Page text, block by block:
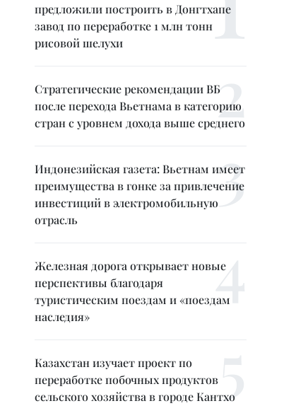
предложили построить в Донгтхапе
завод по переработке 1 млн тонн
рисовой шелухи
Стратегические рекомендации ВБ
после перехода Вьетнама в категорию
стран с уровнем дохода выше среднего
Индонезийская газета: Вьетнам имеет
преимущества в гонке за привлечение
инвестиций в электромобильную
отрасль
Железная дорога открывает новые
перспективы благодаря
туристическим поездам и «поездам
наследия»
Казахстан изучает проект по
переработке побочных продуктов
сельского хозяйства в городе Кантхо